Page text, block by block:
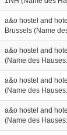
a&o hostel and
Brussels (Name
a&o hostel and
(Name des
a&o hostel and
(Name des
a&o hostel and
(Name des